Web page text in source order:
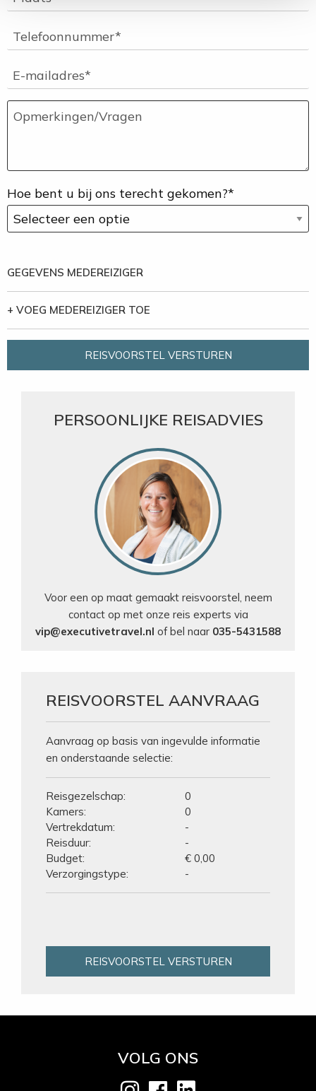
Hoe bent u bij ons terecht gekomen?*
GEGEVENS MEDEREIZIGER
+ VOEG MEDEREIZIGER TOE
REISVOORSTEL VERSTUREN
PERSOONLIJKE REISADVIES
Voor een op maat gemaakt reisvoorstel, neem
contact op met onze reis experts via
vip@executivetravel.nl of bel naar 035-5431588
REISVOORSTEL AANVRAAG
Aanvraag op basis van ingevulde informatie
en onderstaande selectie:
Reisgezelschap:
0
Kamers:
0
Vertrekdatum:
-
Reisduur:
-
Budget:
€ 0,00
Verzorgingstype:
-
REISVOORSTEL VERSTUREN
VOLG ONS